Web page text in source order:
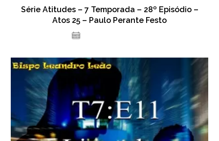
Série Atitudes – 7 Temporada – 28º Episódio –
Atos 25 – Paulo Perante Festo